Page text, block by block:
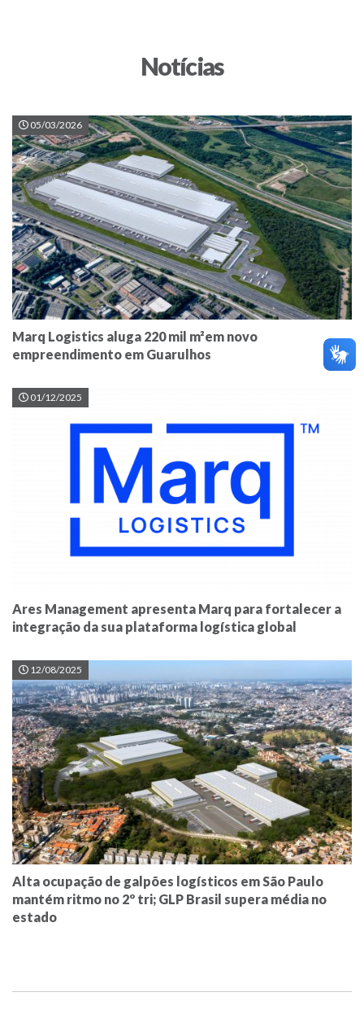
Notícias
05/03/2026
Marq Logistics aluga 220 mil m²em novo
empreendimento em Guarulhos
01/12/2025
Ares Management apresenta Marq para fortalecer a
integração da sua plataforma logística global
12/08/2025
Alta ocupação de galpões logísticos em São Paulo
mantém ritmo no 2º tri; GLP Brasil supera média no
estado